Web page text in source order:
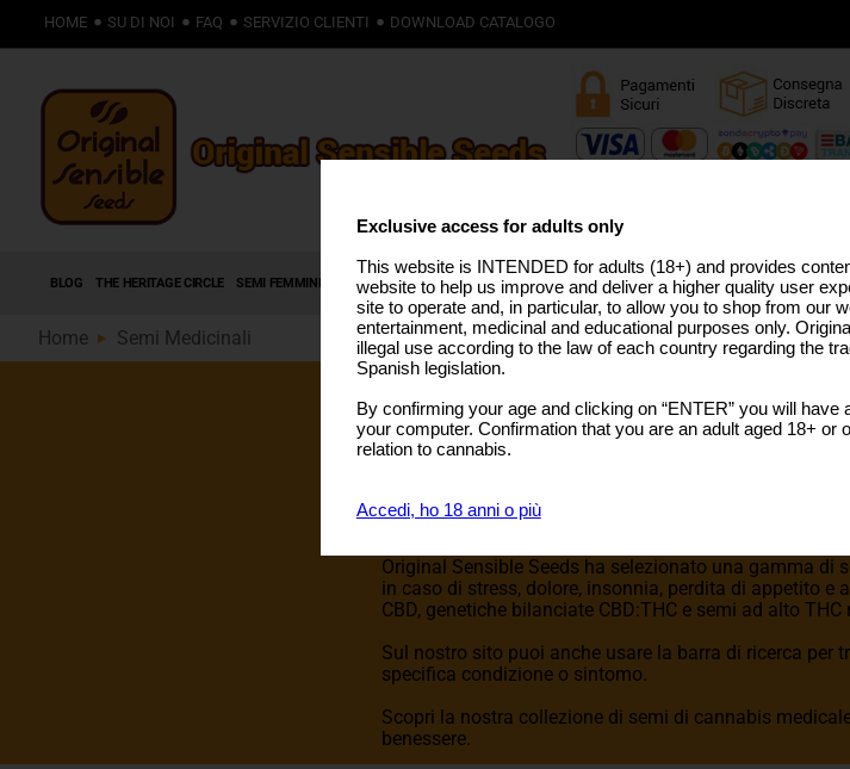
HOME SU DI NOI FAQ SERVIZIO CLIENTI DOWNLOAD CATALOGO
BLOG THE HERITAGE CIRCLE SEMI FEMMINIZZATI SEMI AUTOFIORENTI SEMI ALTO THC LINEA PRO SEMI MEDICINALI STRAIN
Home Semi Medicinali
Semi di cannabis medicale
I semi di cannabis medicale sono sempre più scelti da
ultimi anni, molti ritengono che l’estratto completo
offrire benefici terapeutici più ampi rispetto al solo CBD.
Original Sensible Seeds ha selezionato una gamma di
in caso di stress, dolore, insonnia, perdita di appetito
CBD, genetiche bilanciate CBD:THC e semi ad alto
Sul nostro sito puoi anche usare la barra di ricerca per
specifica condizione o sintomo.
Scopri la nostra collezione di semi di cannabis
benessere.
Exclusive access for adults only
This website is INTENDED for adults (18+) and provides
website to help us improve and deliver a higher quality user
site to operate and, in particular, to allow you to shop from our
entertainment, medicinal and educational purposes only.
illegal use according to the law of each country regarding the
Spanish legislation.
By confirming your age and clicking on “ENTER” you will
your computer. Confirmation that you are an adult aged 18+
relation to cannabis.
Accedi, ho 18 anni o più